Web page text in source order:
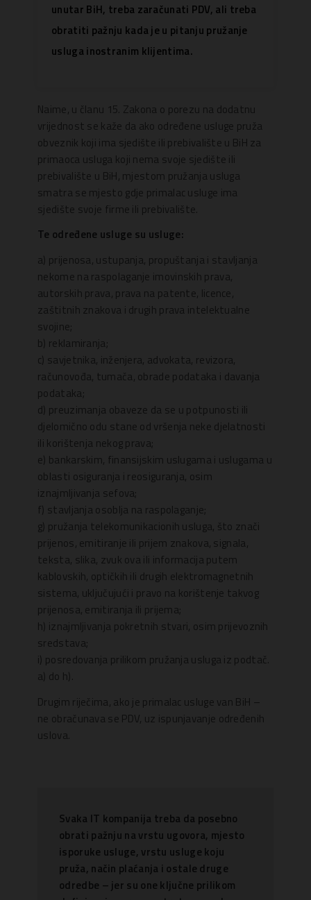
unutar BiH, treba zaračunati PDV, ali treba
obratiti pažnju kada je u pitanju pružanje
usluga inostranim klijentima.
Naime, u članu 15. Zakona o porezu na dodatnu
vrijednost se kaže da ako određene usluge pruža
obveznik koji ima sjedište ili prebivalište u BiH za
primaoca usluga koji nema svoje sjedište ili
prebivalište u BiH, mjestom pružanja usluga
smatra se mjesto gdje primalac usluge ima
sjedište svoje firme ili prebivalište.
Te određene usluge su usluge:
a) prijenosa, ustupanja, propuštanja i stavljanja
nekome na raspolaganje imovinskih prava,
autorskih prava, prava na patente, licence,
zaštitnih znakova i drugih prava intelektualne
svojine;
b) reklamiranja;
c) savjetnika, inženjera, advokata, revizora,
računovođa, tumača, obrade podataka i davanja
podataka;
d) preuzimanja obaveze da se u potpunosti ili
djelomično odu stane od vršenja neke djelatnosti
ili korištenja nekog prava;
e) bankarskim, finansijskim uslugama i uslugama u
oblasti osiguranja i reosiguranja, osim
iznajmljivanja sefova;
f) stavljanja osoblja na raspolaganje;
g) pružanja telekomunikacionih usluga, što znači
prijenos, emitiranje ili prijem znakova, signala,
teksta, slika, zvuk ova ili informacija putem
kablovskih, optičkih ili drugih elektromagnetnih
sistema, uključujući i pravo na korištenje takvog
prijenosa, emitiranja ili prijema;
h) iznajmljivanja pokretnih stvari, osim prijevoznih
sredstava;
i) posredovanja prilikom pružanja usluga iz podtač.
a) do h).
Drugim riječima, ako je primalac usluge van BiH –
ne obračunava se PDV, uz ispunjavanje određenih
uslova.
Svaka IT kompanija treba da posebno
obrati pažnju na vrstu ugovora, mjesto
isporuke usluge, vrstu usluge koju
pruža, način plaćanja i ostale druge
odredbe – jer su one ključne prilikom